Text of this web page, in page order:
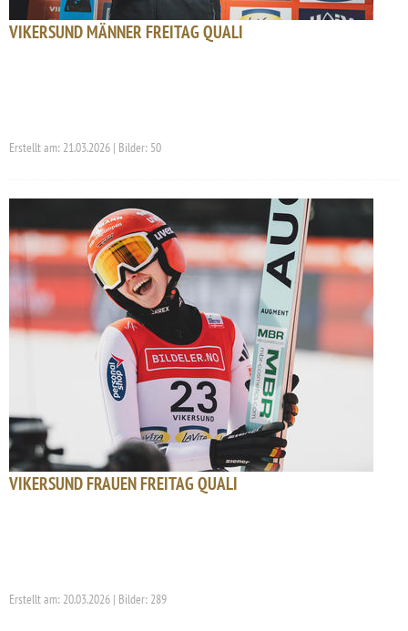
VIKERSUND MÄNNER FREITAG QUALI
Erstellt am: 21.03.2026 | Bilder: 50
VIKERSUND FRAUEN FREITAG QUALI
Erstellt am: 20.03.2026 | Bilder: 289